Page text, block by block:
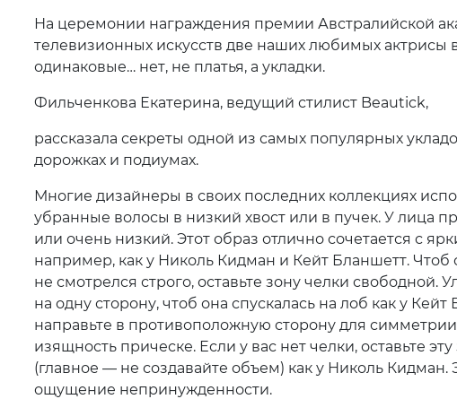
На церемонии награждения премии Австралийской
телевизионных искусств две наших любимых актрисы
одинаковые… нет, не платья, а укладки.
Фильченкова Екатерина, ведущий стилист Beautick,
рассказала секреты одной из самых популярных
дорожках и подиумах.
Многие дизайнеры в своих последних коллекциях
убранные волосы в низкий хвост или в пучек. У лица
или очень низкий. Этот образ отлично сочетается с
например, как у Николь Кидман и Кейт Бланшетт. Чтоб
не смотрелся строго, оставьте зону челки свободной.
на одну сторону, чтоб она спускалась на лоб как у Кейт
направьте в противоположную сторону для
изящность прическе. Если у вас нет челки, оставьте
(главное — не создавайте объем) как у Николь Кидман.
ощущение непринужденности.